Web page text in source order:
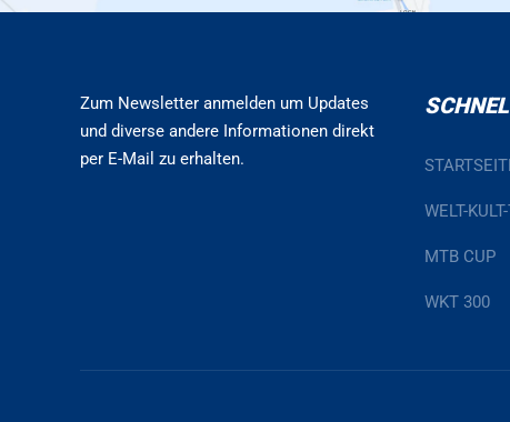
Zum Newsletter anmelden um Updates
und diverse andere Informationen direkt
per E-Mail zu erhalten.
WELT-
MTB CUP
WKT 300